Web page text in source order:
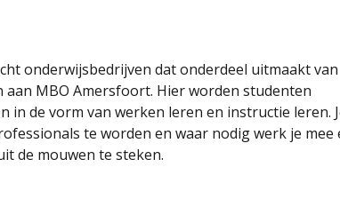
onderwijsbedrijven dat onderdeel uitmaakt van
MBO Amersfoort. Hier worden studenten
in de vorm van werken leren en instructie leren.
te worden en waar nodig werk je mee
de mouwen te steken.